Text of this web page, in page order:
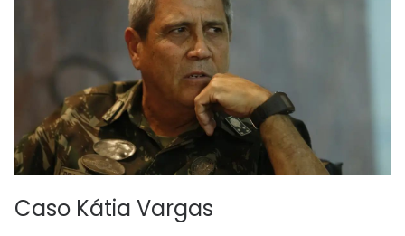
Caso Kátia Vargas